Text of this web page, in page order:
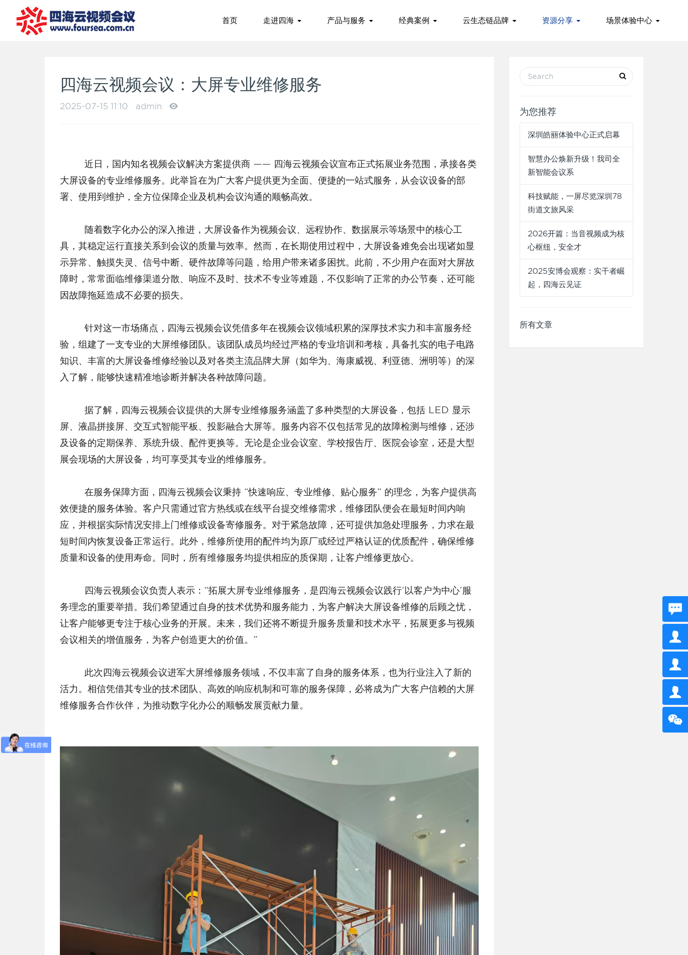
首页 走进四海 产品与服务 经典案例 云生态链品牌 资源分享 场景体验中心
四海云视频会议：大屏专业维修服务
2025-07-15 11:10 admin
大屏设备的专业维修服务。此举旨在为广大客户提供更为全面、便捷的一站式服务，从会议设备的部
署、使用到维护，全方位保障企业及机构会议沟通的顺畅高效。
具，其稳定运行直接关系到会议的质量与效率。然而，在长期使用过程中，大屏设备难免会出现诸如显
示异常、触摸失灵、信号中断、硬件故障等问题，给用户带来诸多困扰。此前，不少用户在面对大屏故
障时，常常面临维修渠道分散、响应不及时、技术不专业等难题，不仅影响了正常的办公节奏，还可能
因故障拖延造成不必要的损失。
验，组建了一支专业的大屏维修团队。该团队成员均经过严格的专业培训和考核，具备扎实的电子电路
知识、丰富的大屏设备维修经验以及对各类主流品牌大屏（如华为、海康威视、利亚德、洲明等）的深
入了解，能够快速精准地诊断并解决各种故障问题。
屏、液晶拼接屏、交互式智能平板、投影融合大屏等。服务内容不仅包括常见的故障检测与维修，还涉
及设备的定期保养、系统升级、配件更换等。无论是企业会议室、学校报告厅、医院会诊室，还是大型
展会现场的大屏设备，均可享受其专业的维修服务。
效便捷的服务体验。客户只需通过官方热线或在线平台提交维修需求，维修团队便会在最短时间内响
应，并根据实际情况安排上门维修或设备寄修服务。对于紧急故障，还可提供加急处理服务，力求在最
短时间内恢复设备正常运行。此外，维修所使用的配件均为原厂或经过严格认证的优质配件，确保维修
质量和设备的使用寿命。同时，所有维修服务均提供相应的质保期，让客户维修更放心。
务理念的重要举措。我们希望通过自身的技术优势和服务能力，为客户解决大屏设备维修的后顾之忧，
让客户能够更专注于核心业务的开展。未来，我们还将不断提升服务质量和技术水平，拓展更多与视频
会议相关的增值服务，为客户创造更大的价值。”
活力。相信凭借其专业的技术团队、高效的响应机制和可靠的服务保障，必将成为广大客户信赖的大屏
维修服务合作伙伴，为推动数字化办公的顺畅发展贡献力量。
为您推荐
深圳皓丽体验中心正式启幕
智慧办公焕新升级！我司全
新智能会议系
科技赋能，一屏尽览深圳78
街道文旅风采
2026开篇：当音视频成为核
心枢纽，安全才
2025安博会观察：实干者崛
起，四海云见证
所有文章